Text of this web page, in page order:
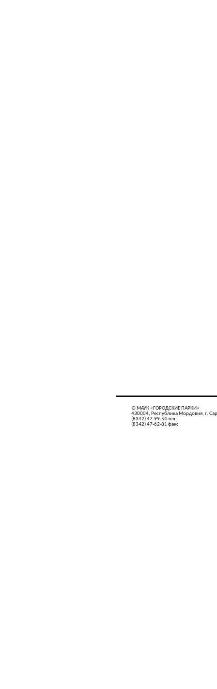
© МАУК «ГОРОДСКИЕ ПАРКИ»
430004, Республика Мордовия, г.
(8342) 47-99-54 тел.
(8342) 47-62-81 факс